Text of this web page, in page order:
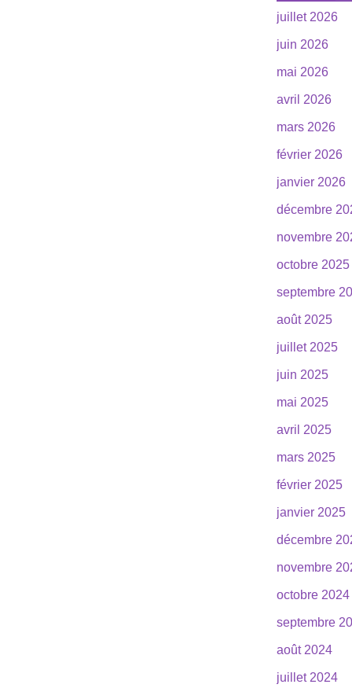
juillet 2026
juin 2026
mai 2026
avril 2026
mars 2026
février 2026
janvier 2026
décembre
novembre
octobre 2025
septembre
août 2025
juillet 2025
juin 2025
mai 2025
avril 2025
mars 2025
février 2025
janvier 2025
décembre
novembre
octobre 2024
septembre
août 2024
juillet 2024